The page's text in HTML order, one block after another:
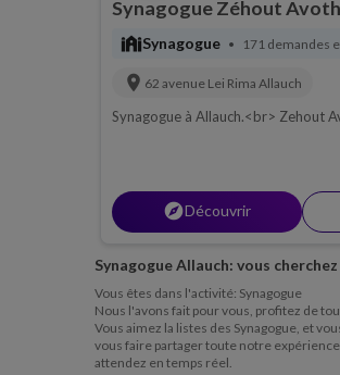
Synagogue Zéhout Avoth
synagogueSynagogue • 171 demandes
location_on 62 avenue Lei Rima Allauch
Synagogue à Allauch.<br> Zehout
explorerDécouvrir
Synagogue Allauch: vous
Vous êtes dans l'activité: Synagogue
Nous l'avons fait pour vous, profitez de
Vous aimez la listes des Synagogue, et
vous faire partager toute notre
attendez en temps réel.